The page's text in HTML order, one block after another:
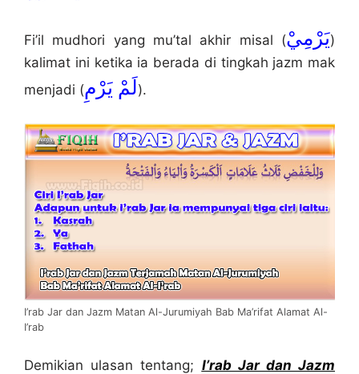
Fi’il mudhori yang mu’tal akhir misal (يَرْمِيْ)
kalimat ini ketika ia berada di tingkah jazm mak
menjadi (لَمْ يَرْمِ).
I’rab Jar dan Jazm Matan Al-Jurumiyah Bab Ma’rifat Alamat Al-
I’rab
Demikian ulasan tentang; I’rab Jar dan Jazm